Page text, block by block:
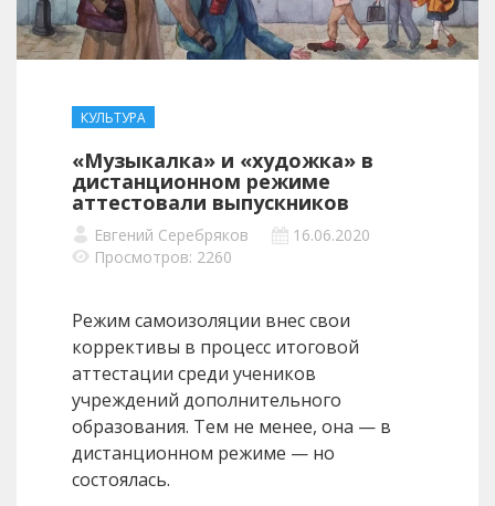
КУЛЬТУРА
«Музыкалка» и «художка» в
дистанционном режиме
аттестовали выпускников
Евгений Серебряков
16.06.2020
Просмотров: 2260
Режим самоизоляции внес свои
коррективы в процесс итоговой
аттестации среди учеников
учреждений дополнительного
образования. Тем не менее, она — в
дистанционном режиме — но
состоялась.